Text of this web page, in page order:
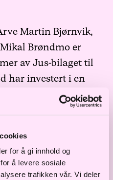
for å gi innhold og
å levere sosiale
trafikken vår. Vi deler
Martin Bjørnvik,
Brøndmo er
av Jus-bilaget til
har investert i en
har vært flittig brukt
som selskapet har
– og da
anlegg og